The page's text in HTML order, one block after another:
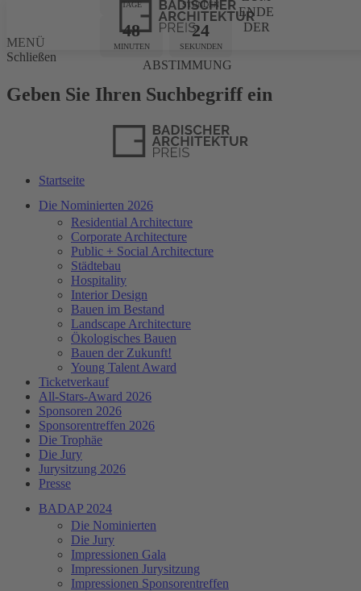
TAGE STUNDEN
48
MINUTEN
23
SEKUNDEN
ENDE
DER
ABSTIMMUNG
MENÜ
Schließen
Geben Sie Ihren Suchbegriff ein
Startseite
Die Nominierten 2026
Residential Architecture
Corporate Architecture
Public + Social Architecture
Städtebau
Hospitality
Interior Design
Bauen im Bestand
Landscape Architecture
Ökologisches Bauen
Bauen der Zukunft!
Young Talent Award
Ticketverkauf
All-Stars-Award 2026
Sponsoren 2026
Sponsorentreffen 2026
Die Trophäe
Die Jury
Jurysitzung 2026
Presse
BADAP 2024
Die Nominierten
Die Jury
Impressionen Gala
Impressionen Jurysitzung
Impressionen Sponsorentreffen